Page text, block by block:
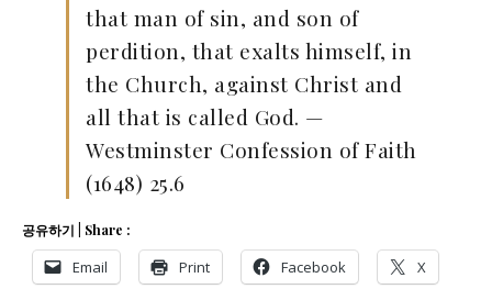
that man of sin, and son of
perdition, that exalts himself, in
the Church, against Christ and
all that is called God. —
Westminster Confession of Faith
(1648) 25.6
공유하기 | Share :
Email Print Facebook X